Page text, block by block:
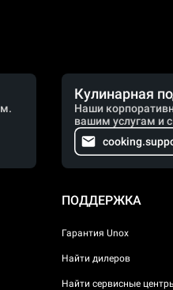
Кулинарная
Наши
вашим услугам и
ПОДДЕРЖКА
Гарантия Unox
Найти дилеров
Найти сервисные